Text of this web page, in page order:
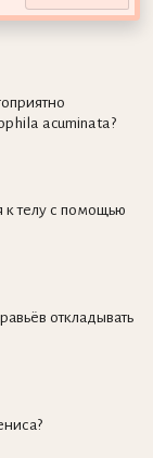
acuminata?
к телу с помощью
откладывать